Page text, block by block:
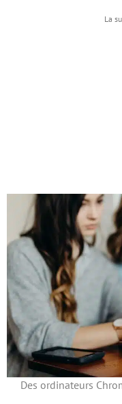
Des ordinateurs